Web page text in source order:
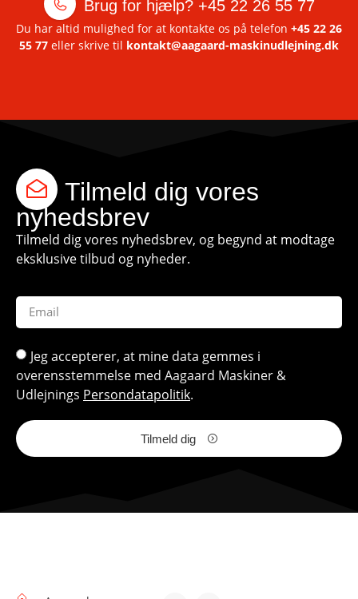
Brug for hjælp? +45 22 26 55 77
Du har altid mulighed for at kontakte os på telefon +45 22 26
55 77 eller skrive til kontakt@aagaard-maskinudlejning.dk
Tilmeld dig vores
nyhedsbrev
Tilmeld dig vores nyhedsbrev, og begynd at modtage
eksklusive tilbud og nyheder.
Jeg accepterer, at mine data gemmes i
overensstemmelse med Aagaard Maskiner &
Udlejnings Persondatapolitik.
Tilmeld dig